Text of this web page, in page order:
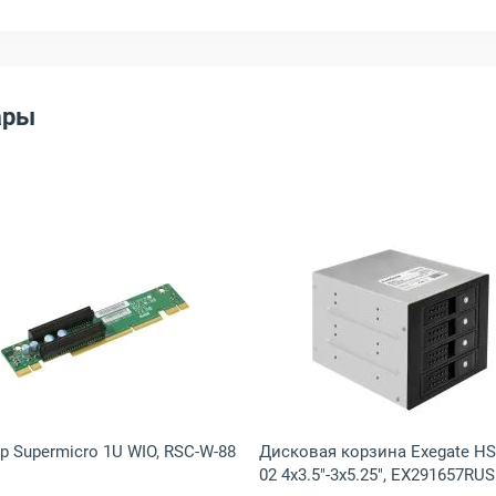
Supermicro Hot-Swap 3.5" to 2.5" Drive Tray, MCP-220-00140-0B
Открыть товар: Райзер Supermicro 1U WIO, RSC-W-88
Supermicro 1U WIO, RSC-W-88
Открыть
Дисковая корзина Exegate
02 4x3.5"-3x5.25", EX291657RUS